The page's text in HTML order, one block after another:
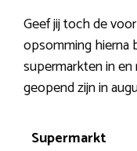
Geef jij toch de
opsomming hierna
supermarkten in
geopend zijn in
Supermarkt